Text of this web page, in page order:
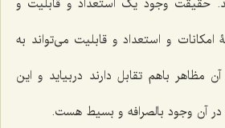
امکانات و استعداد و قابلیت می‌تواند به
مظاهر باهم تقابل دارند دربیاید و این
در آن وجود بالصرافه و بسیط هست.